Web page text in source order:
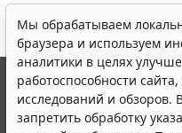
Мы обрабатываем
браузера и используем
аналитики в целях
работоспособности
исследований и обзоров.
запретить обработку
© ООО "НПП "ГАРАНТ-
выпускается с 1990 года.